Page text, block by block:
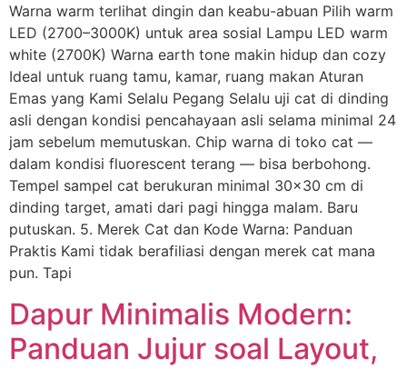
Warna warm terlihat dingin dan keabu-abuan Pilih warm
LED (2700–3000K) untuk area sosial Lampu LED warm
white (2700K) Warna earth tone makin hidup dan cozy
Ideal untuk ruang tamu, kamar, ruang makan Aturan
Emas yang Kami Selalu Pegang Selalu uji cat di dinding
asli dengan kondisi pencahayaan asli selama minimal 24
jam sebelum memutuskan. Chip warna di toko cat —
dalam kondisi fluorescent terang — bisa berbohong.
Tempel sampel cat berukuran minimal 30×30 cm di
dinding target, amati dari pagi hingga malam. Baru
putuskan. 5. Merek Cat dan Kode Warna: Panduan
Praktis Kami tidak berafiliasi dengan merek cat mana
pun. Tapi
Dapur Minimalis Modern:
Panduan Jujur soal Layout,